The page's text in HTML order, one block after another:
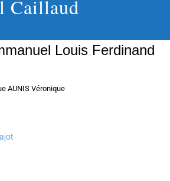
Caillaud
Louis Ferdinand
AUNIS Véronique